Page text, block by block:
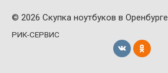
© 2026 Скупка ноутбуков в Оренбурге
РИК-СЕРВИС